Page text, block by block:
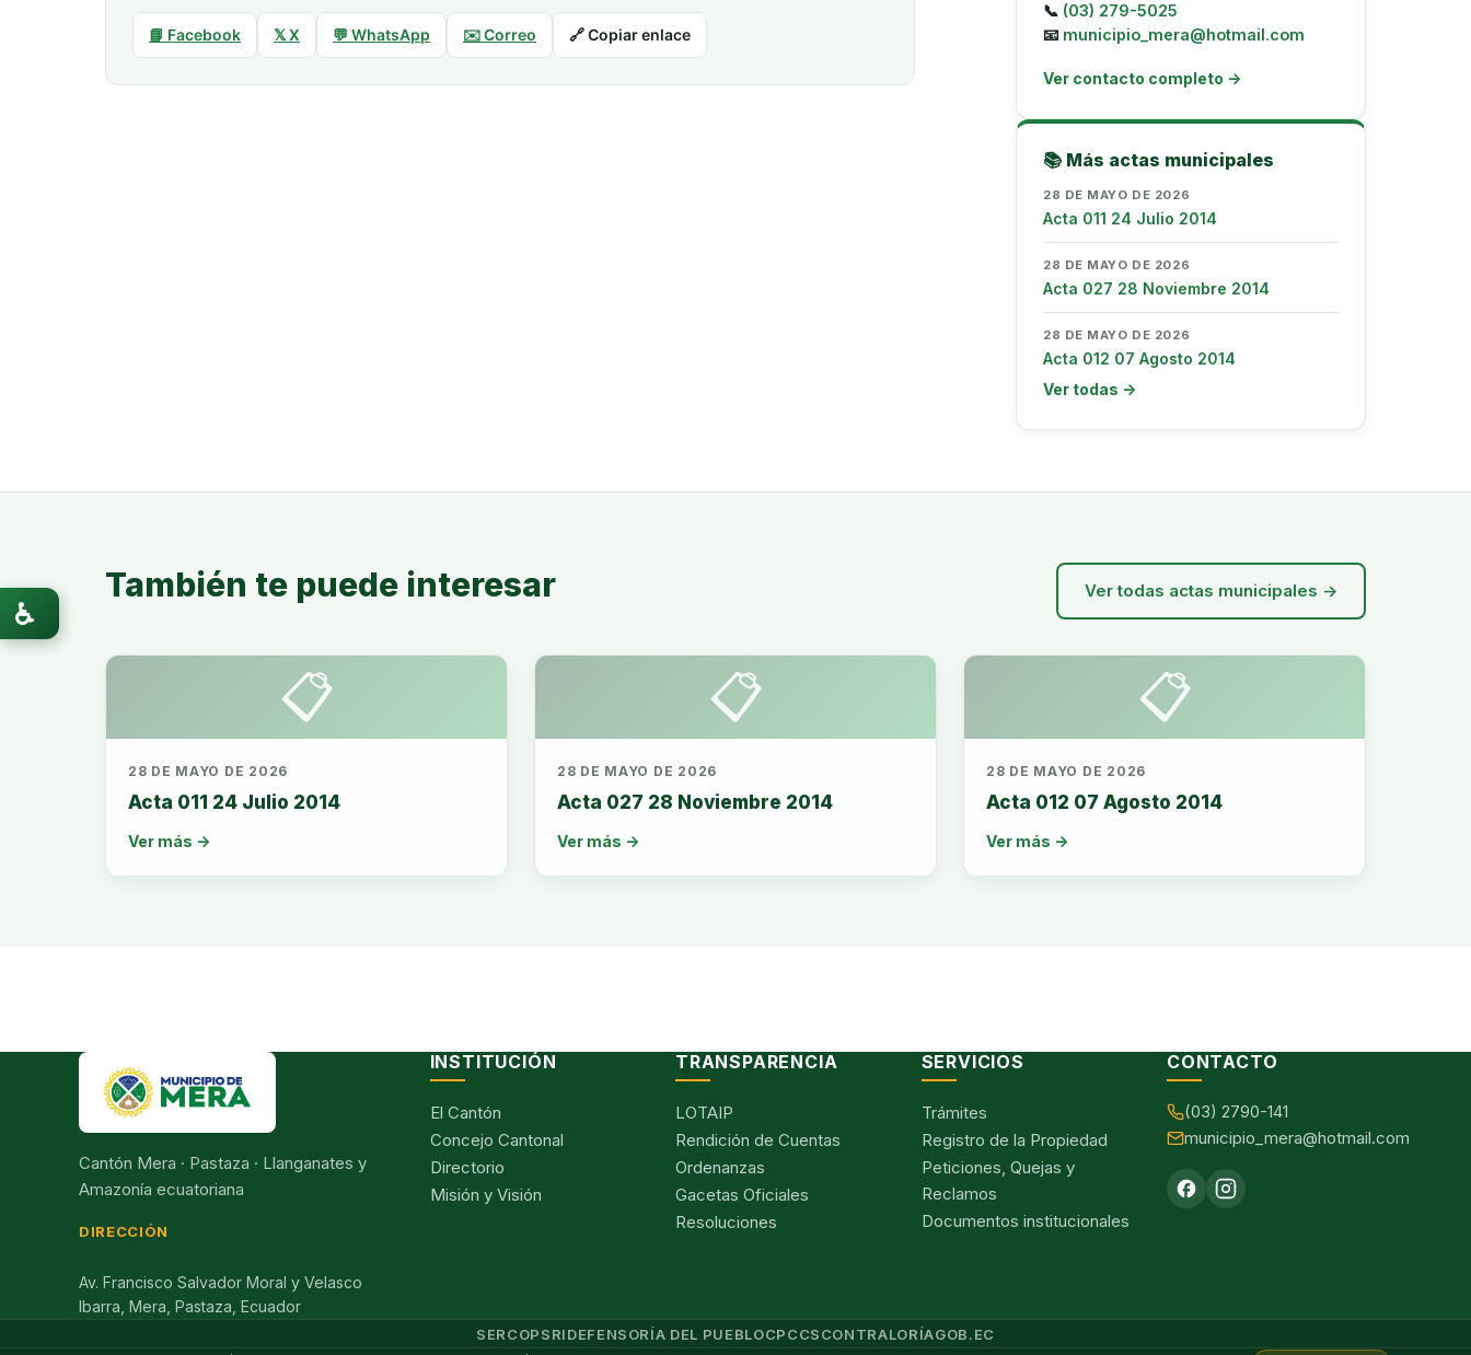
📘 Facebook 𝕏 X 💬 WhatsApp ✉️ Correo 🔗 Copiar enlace
📞 (03) 279-5025
📧 municipio_mera@hotmail.com
Ver contacto completo →
📚 Más actas municipales
28 DE MAYO DE 2026
Acta 011 24 Julio 2014
28 DE MAYO DE 2026
Acta 027 28 Noviembre 2014
28 DE MAYO DE 2026
Acta 012 07 Agosto 2014
Ver todas →
También te puede interesar Ver todas actas municipales →
📋
28 DE MAYO DE 2026
Acta 011 24 Julio 2014
Ver más →
📋
28 DE MAYO DE 2026
Acta 027 28 Noviembre 2014
Ver más →
📋
28 DE MAYO DE 2026
Acta 012 07 Agosto 2014
Ver más →
Cantón Mera · Pastaza · Llanganates y
Amazonía ecuatoriana
DIRECCIÓN
Av. Francisco Salvador Moral y Velasco
Ibarra, Mera, Pastaza, Ecuador
INSTITUCIÓN
El Cantón
Concejo Cantonal
Directorio
Misión y Visión
TRANSPARENCIA
LOTAIP
Rendición de Cuentas
Ordenanzas
Gacetas Oficiales
Resoluciones
SERVICIOS
Trámites
Registro de la Propiedad
Peticiones, Quejas y
Reclamos
Documentos institucionales
CONTACTO
(03) 2790-141
municipio_mera@hotmail.com
SERCOPSRIDEFENSORÍA DEL PUEBLOCPCCSCONTRALORÍAGOB.EC
♿